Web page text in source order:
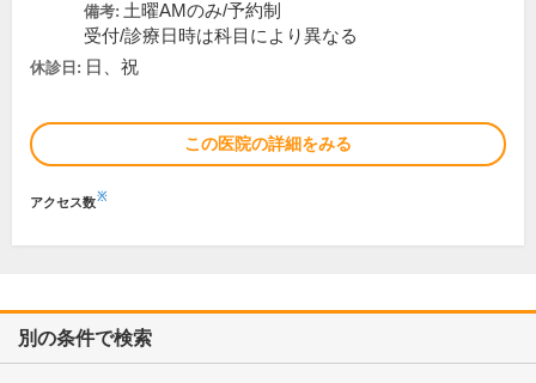
備考: 土曜AMのみ/予約制
受付/診療日時は科目により異なる
休診日: 日、祝
この医院の詳細をみる
アクセス数※
別の条件で検索